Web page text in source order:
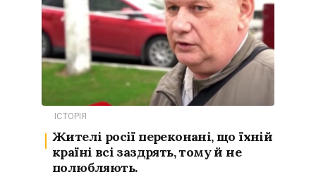
ІСТОРІЯ
Жителі росії переконані, що їхній
країні всі заздрять, тому й не
полюбляють.